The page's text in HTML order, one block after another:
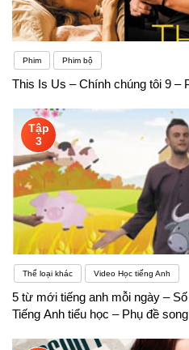
Phim Phim bộ
This Is Us – Chính chúng tôi 9 –
Tập
3
Thể loại khác Video Học tiếng Anh
5 từ mới tiếng anh mỗi ngày –
Tiếng Anh tiểu học – Phụ đề